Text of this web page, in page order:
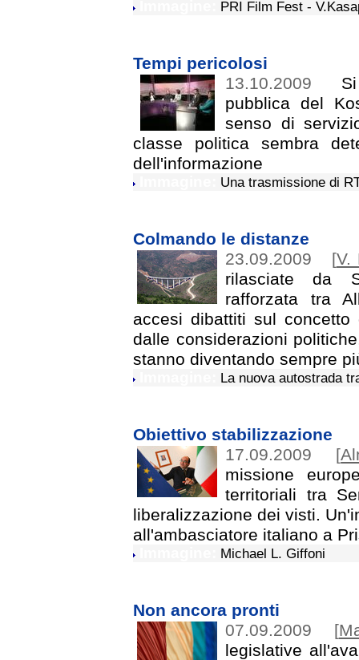
PRI Film Fest -
Tempi pericolosi
13.10.2009
pubblica del
senso di
classe politica sembra
dell'informazione
Una trasmissione di
Colmando le distanze
23.09.2009
[V.
rilasciate da
rafforzata tra
accesi dibattiti sul concetto
dalle considerazioni
stanno diventando sempre
La nuova autostrada
Obiettivo stabilizzazione
17.09.2009
[
missione
territoriali tra
liberalizzazione dei visti.
all'ambasciatore italiano a
Michael L. Giffoni
Non ancora pronti
07.09.2009
[
legislative